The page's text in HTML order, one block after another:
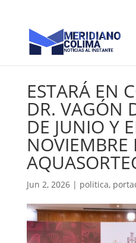
ESTARÁ EN
DR. VAGÓN
DE JUNIO Y
NOVIEMBRE
Jun 2, 2026| politica,